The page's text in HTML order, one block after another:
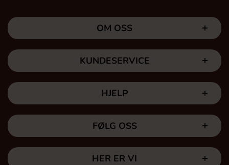
OM OSS
KUNDESERVICE
HJELP
FØLG OSS
HER ER VI